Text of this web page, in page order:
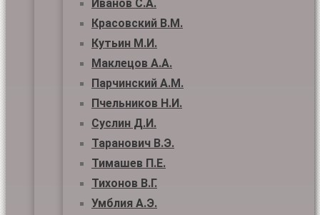
Иванов С.А.
Красовский В.М.
Кутьин М.И.
Маклецов А.А.
Парчинский А.М.
Пчельников Н.И.
Суслин Д.И.
Таранович В.Э.
Тимашев П.Е.
Тихонов В.Г.
Умблия А.Э.